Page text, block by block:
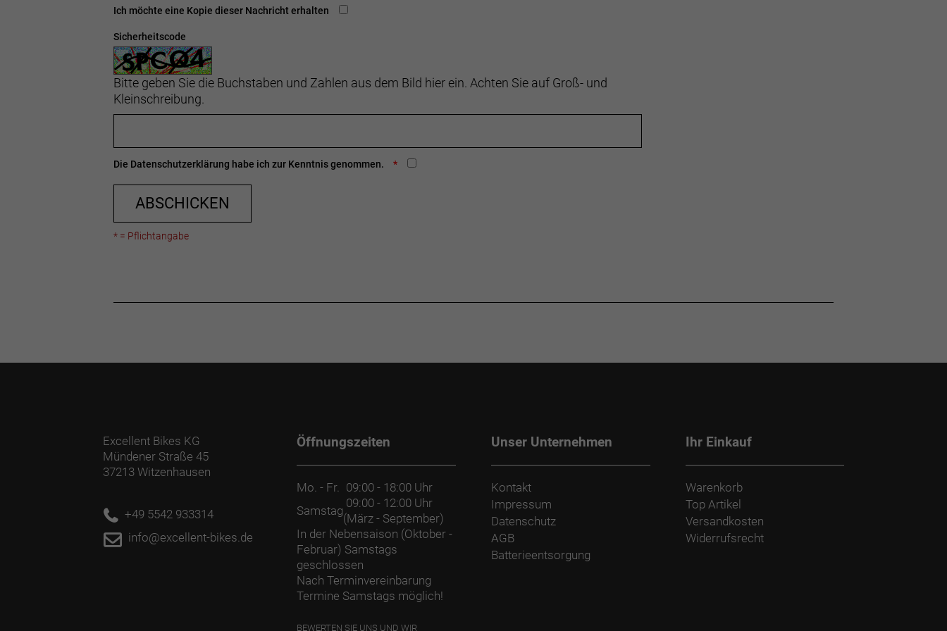
Ich möchte eine Kopie dieser Nachricht erhalten
Sicherheitscode
Bitte geben Sie die Buchstaben und Zahlen aus dem Bild hier ein. Achten Sie auf Groß- und
Kleinschreibung.
Die Datenschutzerklärung habe ich zur Kenntnis genommen.
ABSCHICKEN
* = Pflichtangabe
Excellent Bikes KG
Mündener Straße 45
37213 Witzenhausen
+49 5542 933314
info@excellent-bikes.de
Öffnungszeiten
Mo. - Fr.
09:00 - 18:00 Uhr
Samstag
09:00 - 12:00 Uhr
(März - September)
In der Nebensaison (Oktober -
Februar) Samstags
geschlossen
Nach Terminvereinbarung
Termine Samstags möglich!
BEWERTEN SIE UNS UND WIR
Unser Unternehmen
Kontakt
Impressum
Datenschutz
AGB
Batterieentsorgung
Ihr Einkauf
Warenkorb
Top Artikel
Versandkosten
Widerrufsrecht